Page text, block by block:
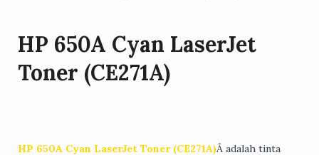
HP 650A Cyan LaserJet
Toner (CE271A)
HP 650A Cyan LaserJet Toner (CE271A)Â adalah tinta